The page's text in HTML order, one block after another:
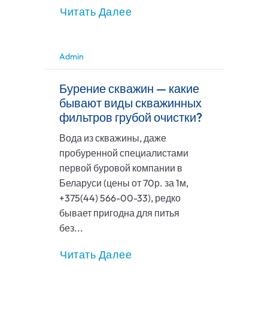
Читать Далее
Admin
Бурение скважин — какие
бывают виды скважинных
фильтров грубой очистки?
Вода из скважины, даже
пробуренной специалистами
первой буровой компании в
Беларуси (цены от 70р. за 1м,
+375(44) 566-00-33), редко
бывает пригодна для питья
без...
Читать Далее